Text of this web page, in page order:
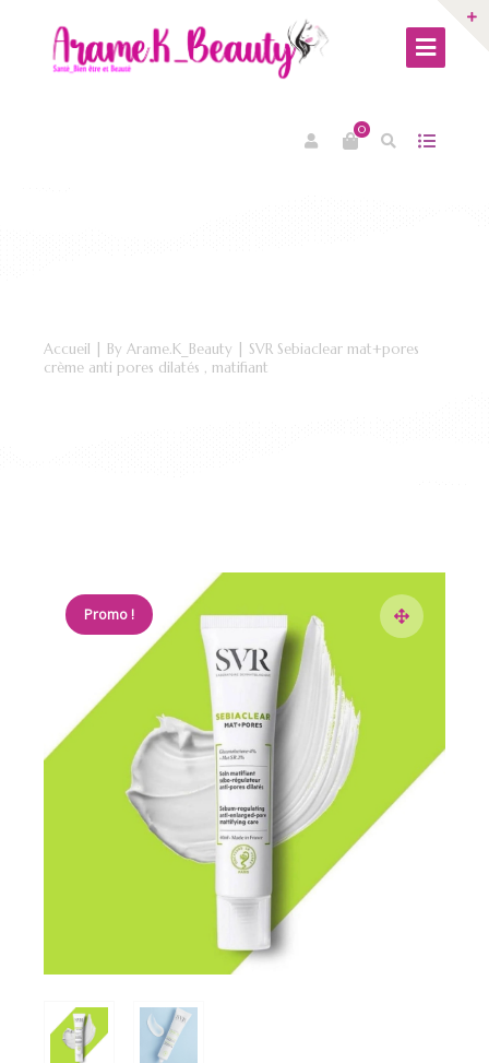
0
Accueil By Arame.K_Beauty | SVR Sebiaclear mat+pores
crème anti pores dilatés , matifiant
Promo !